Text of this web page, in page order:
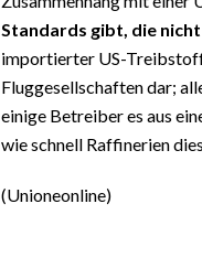
Standards gibt, die
importierter US-
Fluggesellschaften dar;
einige Betreiber es aus
wie schnell Raffinerien
(Unioneonline)